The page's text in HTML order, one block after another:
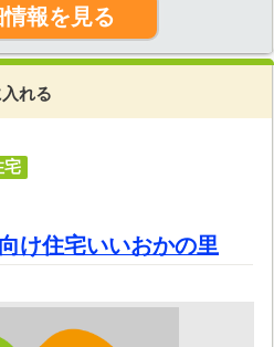
報を見る
れる
宅
け住宅いいおかの里